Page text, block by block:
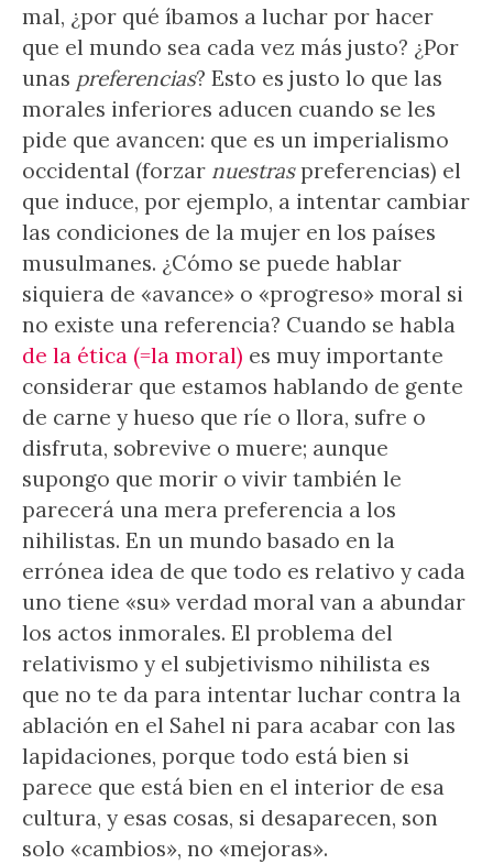
mal, ¿por qué íbamos a luchar por hacer
que el mundo sea cada vez más justo? ¿Por
unas preferencias? Esto es justo lo que las
morales inferiores aducen cuando se les
pide que avancen: que es un imperialismo
occidental (forzar nuestraspreferencias) el
que induce, por ejemplo, a intentar cambiar
las condiciones de la mujer en los países
musulmanes. ¿Cómo se puede hablar
siquiera de «avance» o «progreso» moral si
no existe una referencia? Cuando se habla
de la ética (=la moral) es muy importante
considerar que estamos hablando de gente
de carne y hueso que ríe o llora, sufre o
disfruta, sobrevive o muere; aunque
supongo que morir o vivir también le
parecerá una mera preferencia a los
nihilistas. En un mundo basado en la
errónea idea de que todo es relativo y cada
uno tiene «su» verdad moral van a abundar
los actos inmorales. El problema del
relativismo y el subjetivismo nihilista es
que no te da para intentar luchar contra la
ablación en el Sahel ni para acabar con las
lapidaciones, porque todo está bien si
parece que está bien en el interior de esa
cultura, y esas cosas, si desaparecen, son
solo «cambios», no «mejoras».